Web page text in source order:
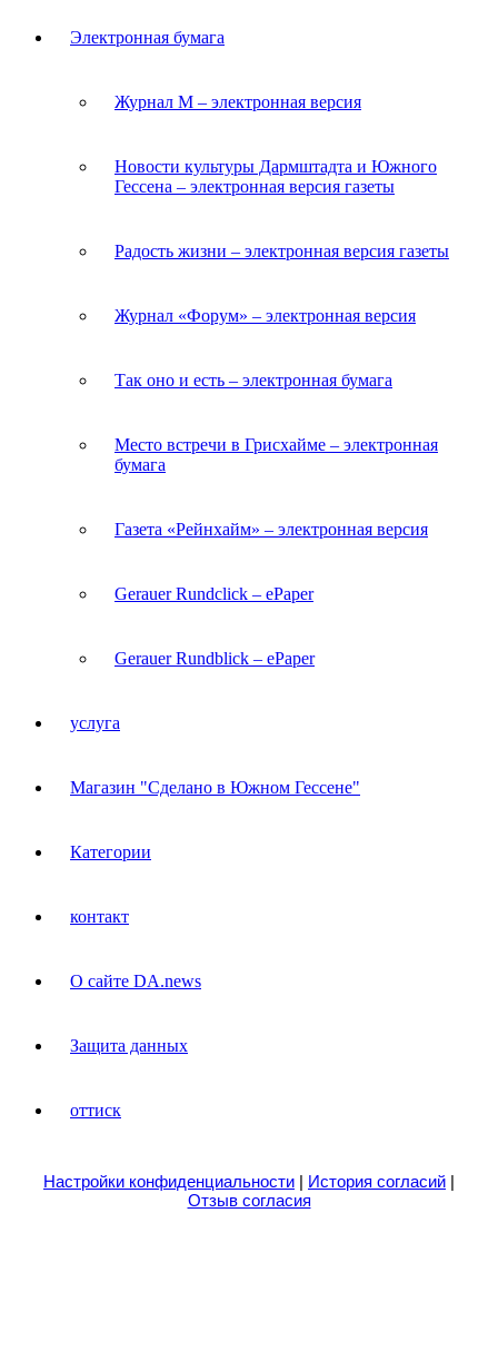
Электронная бумага
Журнал M – электронная версия
Новости культуры Дармштадта и Южного
Гессена – электронная версия газеты
Радость жизни – электронная версия газеты
Журнал «Форум» – электронная версия
Так оно и есть – электронная бумага
Место встречи в Грисхайме – электронная
бумага
Газета «Рейнхайм» – электронная версия
Gerauer Rundclick – ePaper
Gerauer Rundblick – ePaper
услуга
Магазин "Сделано в Южном Гессене"
Категории
контакт
О сайте DA.news
Защита данных
оттиск
Настройки конфиденциальности | История согласий |
Отзыв согласия